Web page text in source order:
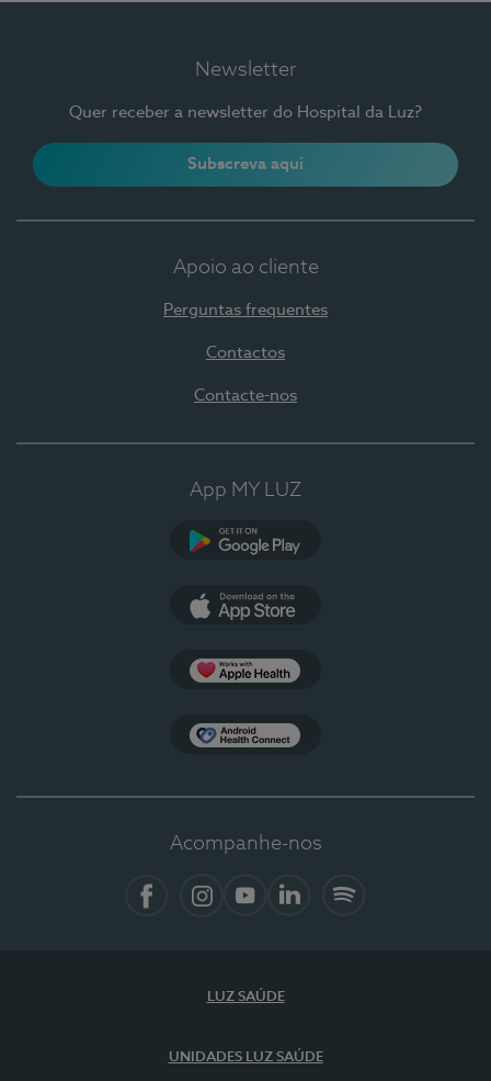
Newsletter
Quer receber a newsletter do Hospital da Luz?
Subscreva aqui
Apoio ao cliente
Perguntas frequentes
Contactos
Contacte-nos
App MY LUZ
Acompanhe-nos
LUZ SAÚDE
UNIDADES LUZ SAÚDE